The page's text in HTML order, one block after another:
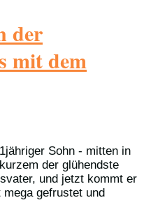
der
mit dem
Sohn - mitten in
der glühendste
und jetzt kommt er
gefrustet und